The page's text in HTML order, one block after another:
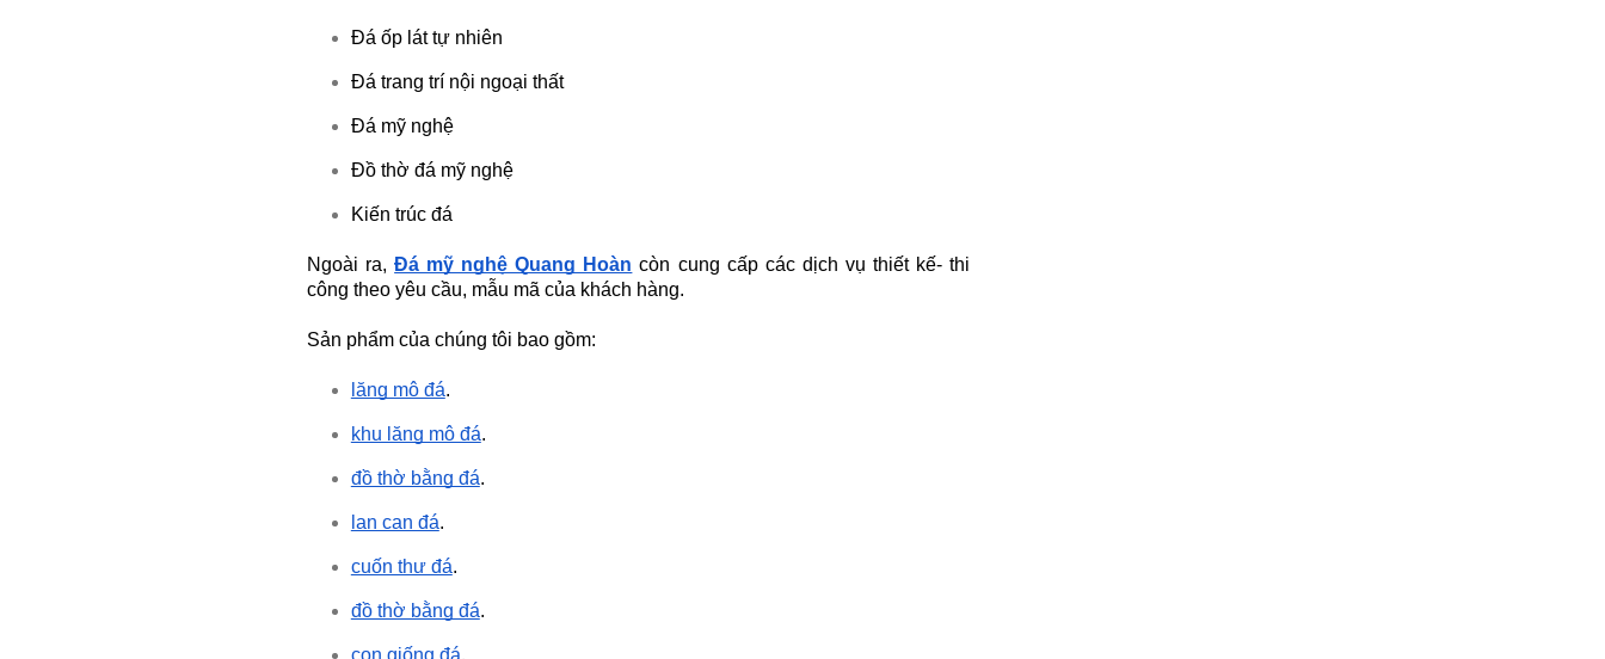
Đá ốp lát tự nhiên
Đá trang trí nội ngoại thất
Đá mỹ nghệ
Đồ thờ đá mỹ nghệ
Kiến trúc đá
Ngoài ra,Đá mỹ nghệ Quang Hoàn còn cung cấp các dịch vụ thiết kế- thi
công theo yêu cầu, mẫu mã của khách hàng.
Sản phẩm của chúng tôi bao gồm:
lăng mộ đá.
khu lăng mộ đá.
đồ thờ bằng đá.
lan can đá.
cuốn thư đá.
đồ thờ bằng đá.
con giống đá.